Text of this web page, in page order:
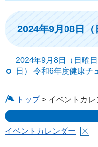
2024年9月08日（
2024年9月8日（日曜
日） 令和6年度健康チ
トップ> イベントカレ
イベントカレンダー